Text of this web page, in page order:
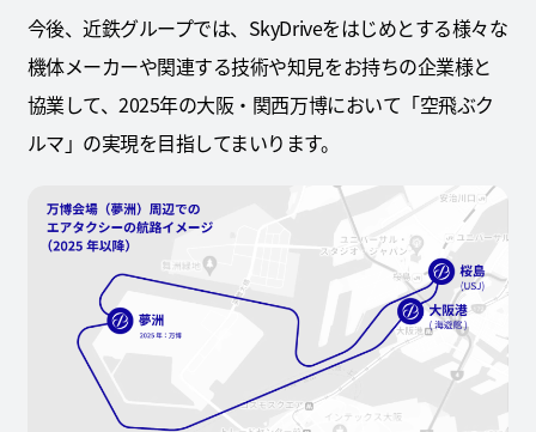
今後、近鉄グループでは、SkyDriveをはじめとする様々な
機体メーカーや関連する技術や知見をお持ちの企業様と
協業して、2025年の大阪・関西万博において「空飛ぶク
ルマ」の実現を目指してまいります。